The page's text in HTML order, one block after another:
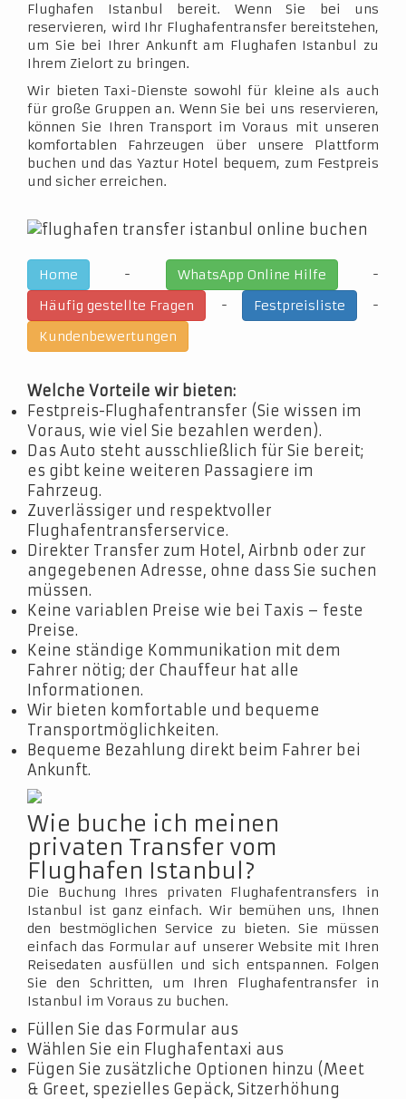
Flughafen Istanbul bereit. Wenn Sie bei uns
reservieren, wird Ihr Flughafentransfer bereitstehen,
um Sie bei Ihrer Ankunft am Flughafen Istanbul zu
Ihrem Zielort zu bringen.
Wir bieten Taxi-Dienste sowohl für kleine als auch
für große Gruppen an. Wenn Sie bei uns reservieren,
können Sie Ihren Transport im Voraus mit unseren
komfortablen Fahrzeugen über unsere Plattform
buchen und das Yaztur Hotel bequem, zum Festpreis
und sicher erreichen.
Home - WhatsApp Online Hilfe
-
Häufig gestellte Fragen
- Festpreisliste
-
Kundenbewertungen
Welche Vorteile wir bieten:
Festpreis-Flughafentransfer (Sie wissen im
Voraus, wie viel Sie bezahlen werden).
Das Auto steht ausschließlich für Sie bereit;
es gibt keine weiteren Passagiere im
Fahrzeug.
Zuverlässiger und respektvoller
Flughafentransferservice.
Direkter Transfer zum Hotel, Airbnb oder zur
angegebenen Adresse, ohne dass Sie suchen
müssen.
Keine variablen Preise wie bei Taxis – feste
Preise.
Keine ständige Kommunikation mit dem
Fahrer nötig; der Chauffeur hat alle
Informationen.
Wir bieten komfortable und bequeme
Transportmöglichkeiten.
Bequeme Bezahlung direkt beim Fahrer bei
Ankunft.
Wie buche ich meinen
privaten Transfer vom
Flughafen Istanbul?
Die Buchung Ihres privaten Flughafentransfers in
Istanbul ist ganz einfach. Wir bemühen uns, Ihnen
den bestmöglichen Service zu bieten. Sie müssen
einfach das Formular auf unserer Website mit Ihren
Reisedaten ausfüllen und sich entspannen. Folgen
Sie den Schritten, um Ihren Flughafentransfer in
Istanbul im Voraus zu buchen.
Füllen Sie das Formular aus
Wählen Sie ein Flughafentaxi aus
Fügen Sie zusätzliche Optionen hinzu (Meet
& Greet, spezielles Gepäck, Sitzerhöhung